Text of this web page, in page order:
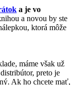
a je vo
a novou by ste
ktorá môže
máme však už
preto je
Ak ho chcete mať,